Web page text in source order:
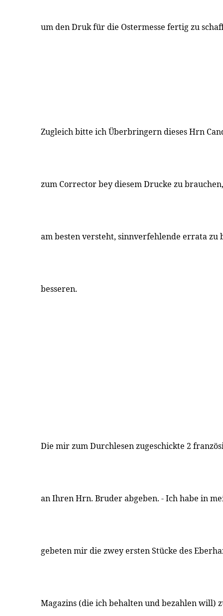
um den Druk für die Ostermesse fertig zu
Zugleich bitte ich Überbringern dieses Hrn
zum Corrector bey diesem Drucke zu
am besten versteht, sinnverfehlende errata zu
besseren.
Die mir zum Durchlesen zugeschickte 2
an Ihren Hrn. Bruder abgeben. - Ich habe in
gebeten mir die zwey ersten Stücke des
Magazins (die ich behalten und bezahlen will)